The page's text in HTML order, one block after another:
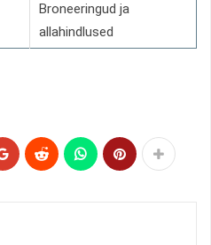
Broneeringud ja
allahindlused